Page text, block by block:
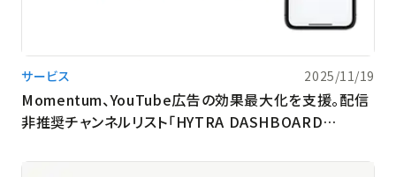
サービス 2025/11/19
Momentum、YouTube広告の効果最大化を支援。配信
非推奨チャンネルリスト「HYTRA DASHBOARD